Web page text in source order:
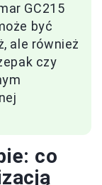
GC215
być
ale również
czy
co